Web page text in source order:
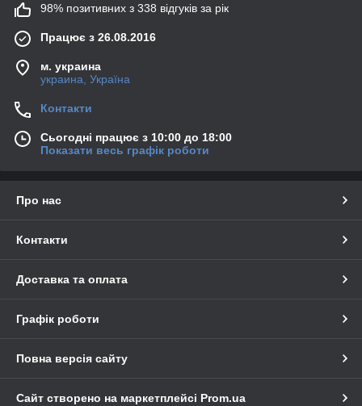
98% позитивних з 338 відгуків за рік
Працює з 26.08.2016
м. украина
украина, Україна
Контакти
Сьогодні працює з 10:00 до 18:00
Показати весь графік роботи
Про нас
Контакти
Доставка та оплата
Графік роботи
Повна версія сайту
Сайт створено на маркетплейсі Prom.ua